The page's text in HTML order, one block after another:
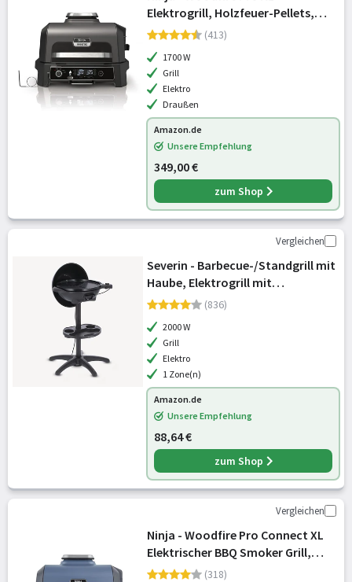
Elektrogrill, Holzfeuer-Pellets,
wetterfest, OG850EU
(413)
1700 W
Grill
Elektro
Draußen
Amazon.de
Unsere Empfehlung
349,00 €
zum Shop
Vergleichen
Severin - Barbecue-/Standgrill mit
Haube, Elektrogrill mit
Thermostat, Grillplatte mit
2.000W, Grillfläche Ø 41 cm, Matt
Schwarz, PG 8
(836)
2000 W
Grill
Elektro
1 Zone(n)
Amazon.de
Unsere Empfehlung
88,64 €
zum Shop
Vergleichen
Ninja - Woodfire Pro Connect XL
Elektrischer BBQ Smoker Grill,
wetterfest(318)